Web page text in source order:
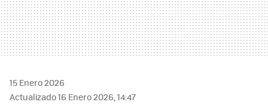
15 Enero 2026
Actualizado 16 Enero 2026, 14:47